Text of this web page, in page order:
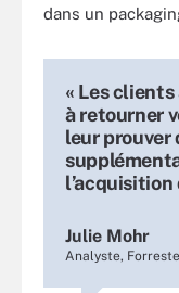
dans un
« Les
à retourner
leur prouver
Julie Mohr
Analyste,